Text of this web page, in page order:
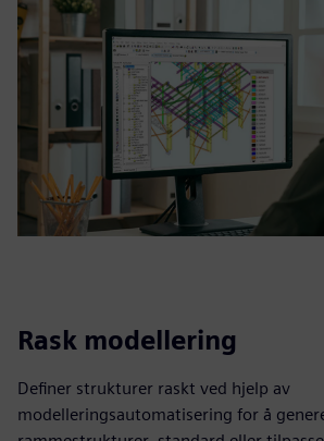
Rask modellering
Definer strukturer raskt ved hjelp av
modelleringsautomatisering for å